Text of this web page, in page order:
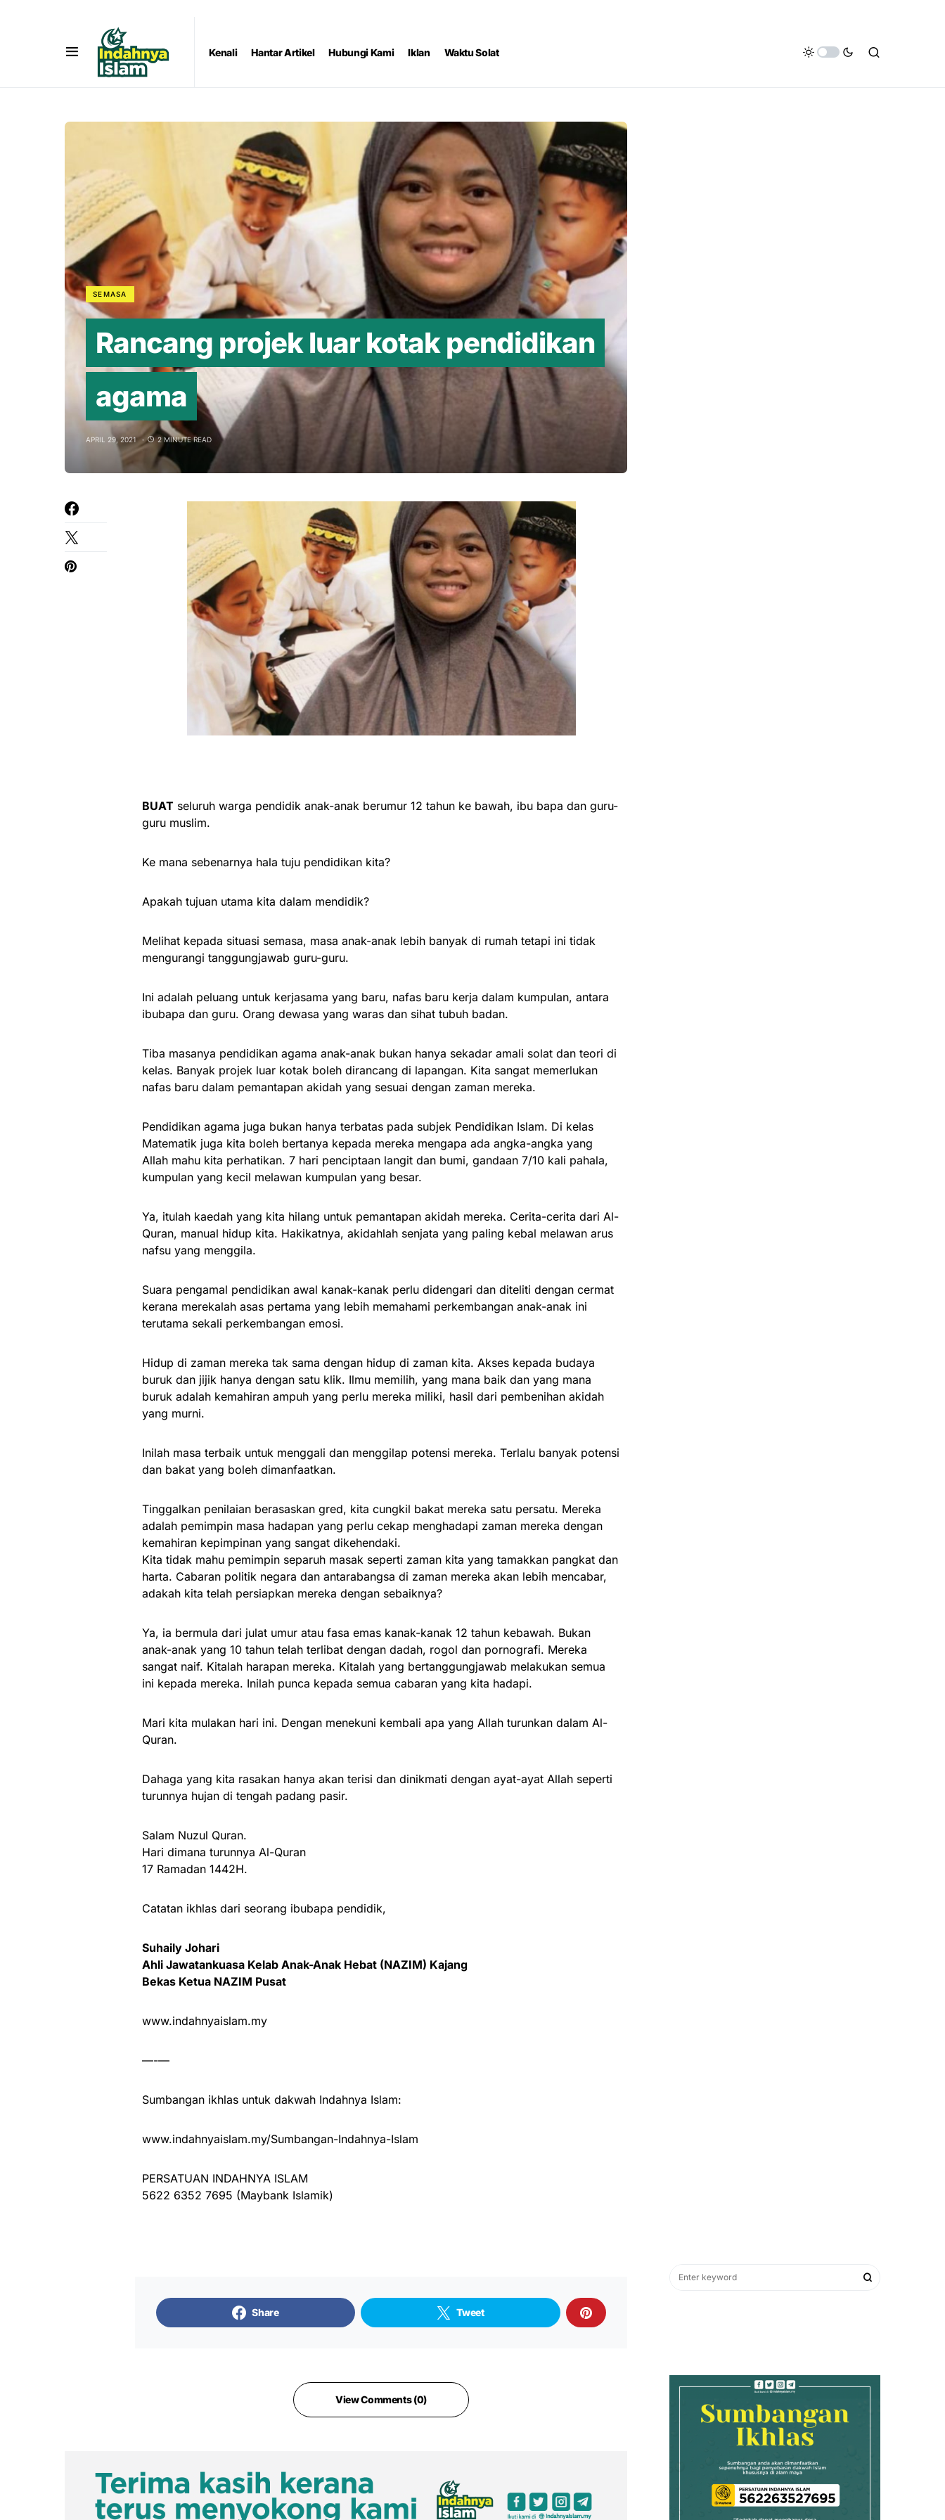
Kenali Hantar Artikel Hubungi Kami Iklan Waktu Solat
SEMASA
Rancang projek luar kotak pendidikan
agama
APRIL 29, 2021 2 MINUTE READ
BUAT seluruh warga pendidik anak-anak berumur 12 tahun ke bawah, ibu bapa dan guru-
guru muslim.
Ke mana sebenarnya hala tuju pendidikan kita?
Apakah tujuan utama kita dalam mendidik?
Melihat kepada situasi semasa, masa anak-anak lebih banyak di rumah tetapi ini tidak
mengurangi tanggungjawab guru-guru.
Ini adalah peluang untuk kerjasama yang baru, nafas baru kerja dalam kumpulan, antara
ibubapa dan guru. Orang dewasa yang waras dan sihat tubuh badan.
Tiba masanya pendidikan agama anak-anak bukan hanya sekadar amali solat dan teori di
kelas. Banyak projek luar kotak boleh dirancang di lapangan. Kita sangat memerlukan
nafas baru dalam pemantapan akidah yang sesuai dengan zaman mereka.
Pendidikan agama juga bukan hanya terbatas pada subjek Pendidikan Islam. Di kelas
Matematik juga kita boleh bertanya kepada mereka mengapa ada angka-angka yang
Allah mahu kita perhatikan. 7 hari penciptaan langit dan bumi, gandaan 7/10 kali pahala,
kumpulan yang kecil melawan kumpulan yang besar.
Ya, itulah kaedah yang kita hilang untuk pemantapan akidah mereka. Cerita-cerita dari Al-
Quran, manual hidup kita. Hakikatnya, akidahlah senjata yang paling kebal melawan arus
nafsu yang menggila.
Suara pengamal pendidikan awal kanak-kanak perlu didengari dan diteliti dengan cermat
kerana merekalah asas pertama yang lebih memahami perkembangan anak-anak ini
terutama sekali perkembangan emosi.
Hidup di zaman mereka tak sama dengan hidup di zaman kita. Akses kepada budaya
buruk dan jijik hanya dengan satu klik. Ilmu memilih, yang mana baik dan yang mana
buruk adalah kemahiran ampuh yang perlu mereka miliki, hasil dari pembenihan akidah
yang murni.
Inilah masa terbaik untuk menggali dan menggilap potensi mereka. Terlalu banyak potensi
dan bakat yang boleh dimanfaatkan.
Tinggalkan penilaian berasaskan gred, kita cungkil bakat mereka satu persatu. Mereka
adalah pemimpin masa hadapan yang perlu cekap menghadapi zaman mereka dengan
kemahiran kepimpinan yang sangat dikehendaki.
Kita tidak mahu pemimpin separuh masak seperti zaman kita yang tamakkan pangkat dan
harta. Cabaran politik negara dan antarabangsa di zaman mereka akan lebih mencabar,
adakah kita telah persiapkan mereka dengan sebaiknya?
Ya, ia bermula dari julat umur atau fasa emas kanak-kanak 12 tahun kebawah. Bukan
anak-anak yang 10 tahun telah terlibat dengan dadah, rogol dan pornografi. Mereka
sangat naif. Kitalah harapan mereka. Kitalah yang bertanggungjawab melakukan semua
ini kepada mereka. Inilah punca kepada semua cabaran yang kita hadapi.
Mari kita mulakan hari ini. Dengan menekuni kembali apa yang Allah turunkan dalam Al-
Quran.
Dahaga yang kita rasakan hanya akan terisi dan dinikmati dengan ayat-ayat Allah seperti
turunnya hujan di tengah padang pasir.
Salam Nuzul Quran.
Hari dimana turunnya Al-Quran
17 Ramadan 1442H.
Catatan ikhlas dari seorang ibubapa pendidik,
Suhaily Johari
Ahli Jawatankuasa Kelab Anak-Anak Hebat (NAZIM) Kajang
Bekas Ketua NAZIM Pusat
www.indahnyaislam.my
—-—
Sumbangan ikhlas untuk dakwah Indahnya Islam:
www.indahnyaislam.my/Sumbangan-Indahnya-Islam
PERSATUAN INDAHNYA ISLAM
5622 6352 7695 (Maybank Islamik)
Share Tweet
View Comments (0)